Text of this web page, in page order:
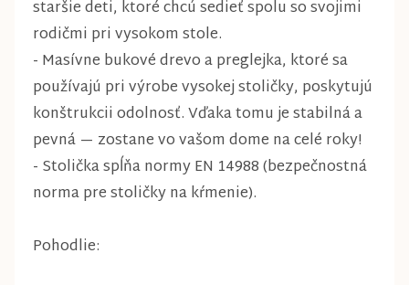
staršie deti, ktoré chcú sedieť spolu so svojimi
rodičmi pri vysokom stole.
- Masívne bukové drevo a preglejka, ktoré sa
používajú pri výrobe vysokej stoličky, poskytujú
konštrukcii odolnosť. Vďaka tomu je stabilná a
pevná — zostane vo vašom dome na celé roky!
- Stolička spĺňa normy EN 14988 (bezpečnostná
norma pre stoličky na kŕmenie).
Pohodlie: